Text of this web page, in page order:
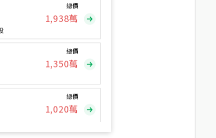
1,938萬
1,350萬
1,020萬
總價